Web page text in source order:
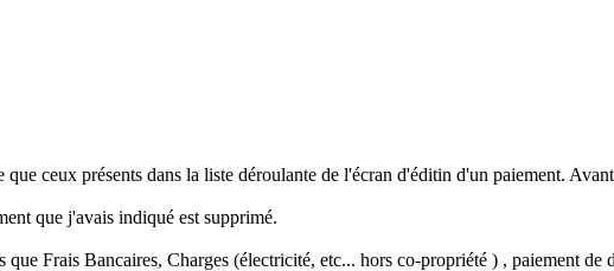
ceux présents dans la liste déroulante de l'écran d'éditin d'un paiement.
que j'avais indiqué est supprimé.
Frais Bancaires, Charges (électricité, etc... hors co-propriété ) , paiement de